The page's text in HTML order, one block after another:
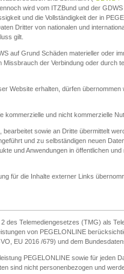
wird vom ITZBund und der
und die Vollständigkeit der in
Dritter von nationalen und
gilt.
auf Grund Schäden materieller oder
der Verbindung oder durch
Website erhalten, dürfen
kommerzielle und nicht kommerzielle
sowie an Dritte übermittelt
und zu selbständigen neuen
und Anwendungen in öffentlichen
für die Inhalte externer Links
des Telemediengesetzes (TMG) als
von PEGELONLINE
EU 2016 /679) und dem
PEGELONLINE sowie für jeden
sind nicht personenbezogen und